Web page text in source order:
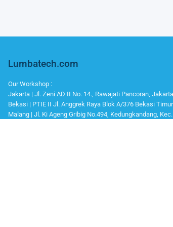
Lumbatech.com
Our Workshop :
Jakarta | Jl. Zeni AD II No. 14., Rawajati Pancoran,
Bekasi | PTIE II Jl. Anggrek Raya Blok A/376 Bekasi
Malang | Jl. Ki Ageng Gribig No.494, Kedungkandang,